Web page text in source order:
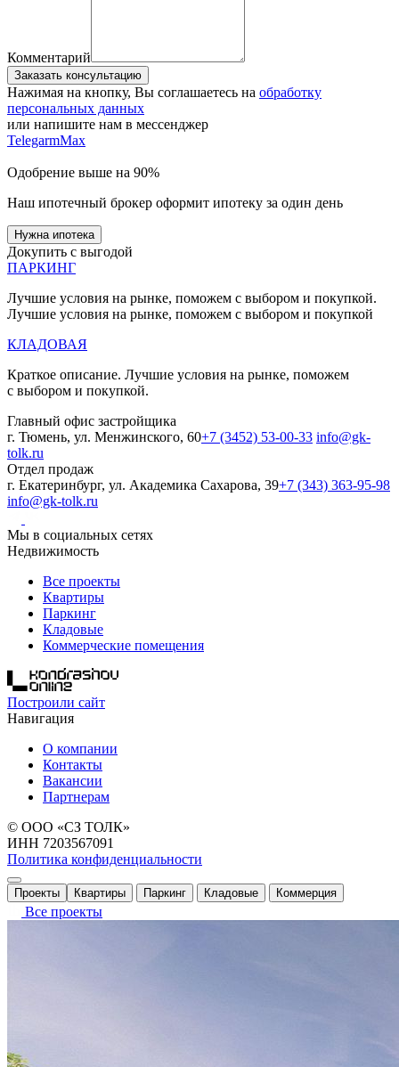
Комментарий
Заказать консультацию
Нажимая на кнопку, Вы соглашаетесь на обработку
персональных данных
или напишите нам в мессенджер
TelegarmMax
Одобрение выше на 90%
Наш ипотечный брокер оформит ипотеку за один день
Нужна ипотека
Докупить с выгодой
ПАРКИНГ
Лучшие условия на рынке, поможем с выбором и покупкой.
Лучшие условия на рынке, поможем с выбором и покупкой
КЛАДОВАЯ
Краткое описание. Лучшие условия на рынке, поможем
с выбором и покупкой.
Главный офис застройщика
г. Тюмень, ул. Менжинского, 60+7 (3452) 53-00-33 info@gk-
tolk.ru
Отдел продаж
г. Екатеринбург, ул. Академика Сахарова, 39+7 (343) 363-95-98
info@gk-tolk.ru
Мы в социальных сетях
Недвижимость
Все проекты
Квартиры
Паркинг
Кладовые
Коммерческие помещения
Построили сайт
Навигация
О компании
Контакты
Вакансии
Партнерам
© ООО «СЗ ТОЛК»
ИНН 7203567091
Политика конфиденциальности
Проекты Квартиры Паркинг Кладовые Коммерция
Все проекты